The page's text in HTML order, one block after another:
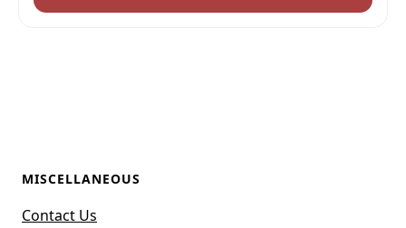
MISCELLANEOUS
Contact Us